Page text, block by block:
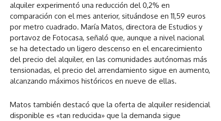
alquiler experimentó una reducción del 0,2% en
comparación con el mes anterior, situándose en 11,59 euros
por metro cuadrado. María Matos, directora de Estudios y
portavoz de Fotocasa, señaló que, aunque a nivel nacional
se ha detectado un ligero descenso en el encarecimiento
del precio del alquiler, en las comunidades autónomas más
tensionadas, el precio del arrendamiento sigue en aumento,
alcanzando máximos históricos en nueve de ellas.
Matos también destacó que la oferta de alquiler residencial
disponible es «tan reducida» que la demanda sigue